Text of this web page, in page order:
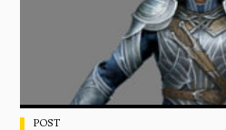
POST